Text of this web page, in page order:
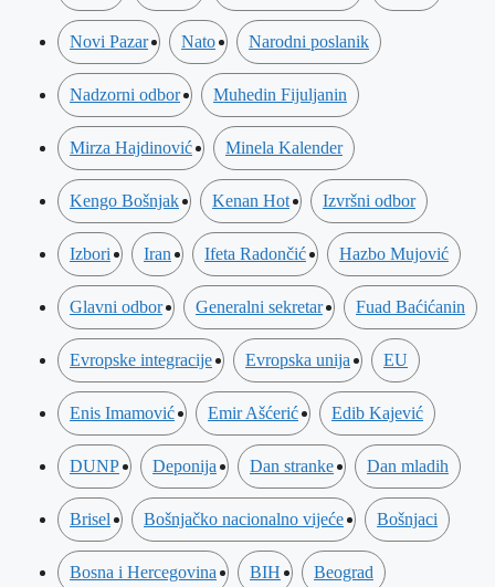
Novi Pazar Nato Narodni poslanik
Nadzorni odbor Muhedin Fijuljanin
Mirza Hajdinović Minela Kalender
Kengo Bošnjak Kenan Hot Izvršni odbor
Izbori Iran Ifeta Radončić Hazbo Mujović
Glavni odbor Generalni sekretar Fuad Baćićanin
Evropske integracije Evropska unija EU
Enis Imamović Emir Ašćerić Edib Kajević
DUNP Deponija Dan stranke Dan mladih
Brisel Bošnjačko nacionalno vijeće Bošnjaci
Bosna i Hercegovina BIH Beograd